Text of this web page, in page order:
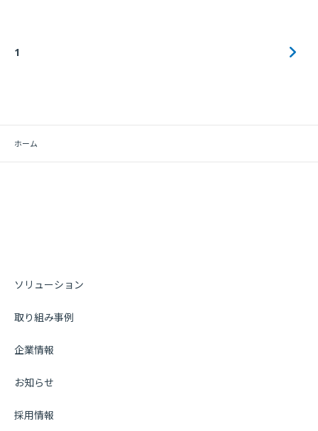
1
ホーム
ソリューション
取り組み事例
企業情報
お知らせ
採用情報